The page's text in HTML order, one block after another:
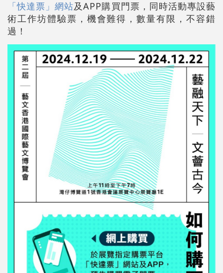
「快達票」網站及APP購買門票，同時活動專設藝
術工作坊體驗票，機會難得，數量有限，不容錯
過！